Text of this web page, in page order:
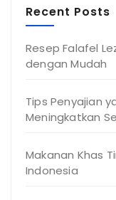
Recent Posts
Resep Falafel
dengan Mudah
Tips Penyajian
Meningkatkan
Makanan Khas
Indonesia